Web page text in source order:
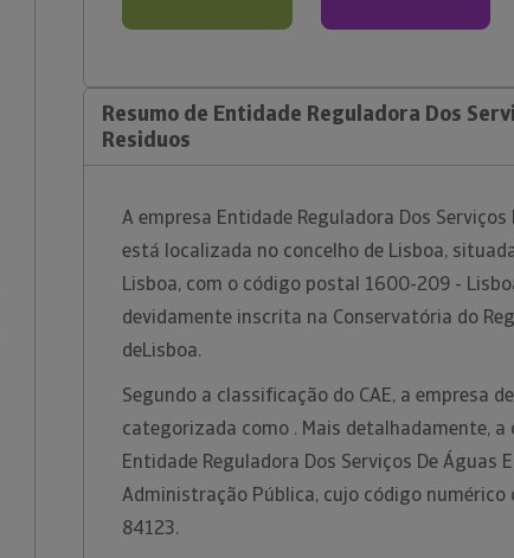
Resumo de Entidade Reguladora Dos
Residuos
A empresa Entidade Reguladora Dos Serviços
está localizada no concelho de Lisboa,
Lisboa, com o código postal 1600-209 -
devidamente inscrita na Conservatória do
deLisboa.
Segundo a classificação do CAE, a empresa
categorizada como . Mais detalhadamente, a
Entidade Reguladora Dos Serviços De Águas
Administração Pública, cujo código numérico
84123.